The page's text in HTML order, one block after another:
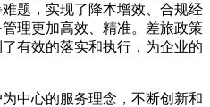
题，实现了降本增效、合规经
理更加高效、精准。差旅政策
有效的落实和执行，为企业的
中心的服务理念，不断创新和